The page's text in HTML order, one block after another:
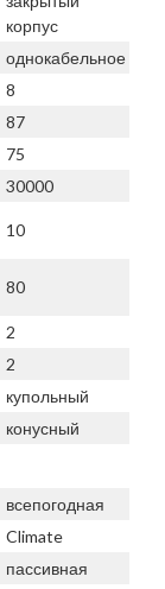
корпус
однокабельное
8
87
75
30000
10
80
2
2
купольный
конусный
всепогодная
Climate
пассивная